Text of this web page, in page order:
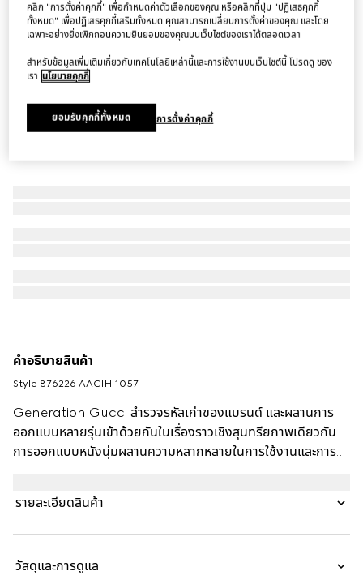
฿52,500
คำอธิบายสินค้า
Style ‎876226 AAGIH 1057
Generation Gucci สำรวจรหัสเก่าของแบรนด์ และผสานการ
ออกแบบหลายรุ่นเข้าด้วยกันในเรื่องราวเชิงสุนทรียภาพเดียวกัน
การออกแบบหนังนุ่มผสานความหลากหลายในการใช้งานและการ
รายละเอียดสินค้า
วัสดุและการดูแล
คลิก "การตั้งค่าคุกกี้" เพื่อกำหนดค่าตัวเลือกของคุณ หรือคลิกที่ปุ่ม "ปฏิเสธคุกกี้
ทั้งหมด" เพื่อปฏิเสธคุกกี้เสริมทั้งหมด คุณสามารถเปลี่ยนการตั้งค่าของคุณ และโดย
เฉพาะอย่างยิ่งเพิกถอนความยินยอมของคุณบนเว็บไซต์ของเราได้ตลอดเวลา
สำหรับข้อมูลเพิ่มเติมเกี่ยวกับเทคโนโลยีเหล่านี้และการใช้งานบนเว็บไซต์นี้ โปรดดู ของ
เรา นโยบายคุกกี้
การตั้งค่าคุกกี้
ยอมรับคุกกี้ทั้งหมด